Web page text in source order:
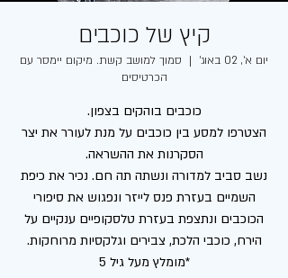
קיץ של כוכבים
יום א׳, 02 באוג׳
  |
סמוך למושב קשת. מיקום יימסר עם
הכרטיסים
הצטרפו למסע בין כוכבים על מנת לעורר את יצר
נשב סביב למדורה ונשתה תה חם. נכיר את כיפת
השמיים בעזרת פנס לייזר ונפגוש את סיפורי
הכוכבים ונתצפת בעזרת טלסקופיים ענקיים על
*מומלץ מעל גיל 5